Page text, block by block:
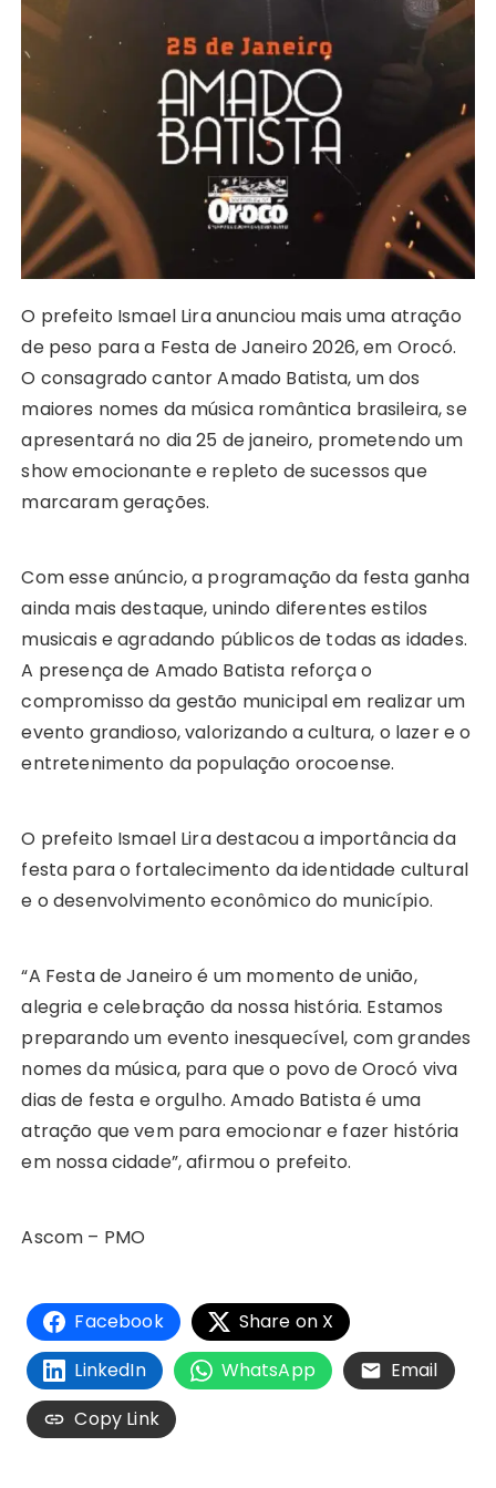
O prefeito Ismael Lira anunciou mais uma atração
de peso para a Festa de Janeiro 2026, em Orocó.
O consagrado cantor Amado Batista, um dos
maiores nomes da música romântica brasileira, se
apresentará no dia 25 de janeiro, prometendo um
show emocionante e repleto de sucessos que
marcaram gerações.
Com esse anúncio, a programação da festa ganha
ainda mais destaque, unindo diferentes estilos
musicais e agradando públicos de todas as idades.
A presença de Amado Batista reforça o
compromisso da gestão municipal em realizar um
evento grandioso, valorizando a cultura, o lazer e o
entretenimento da população orocoense.
O prefeito Ismael Lira destacou a importância da
festa para o fortalecimento da identidade cultural
e o desenvolvimento econômico do município.
“A Festa de Janeiro é um momento de união,
alegria e celebração da nossa história. Estamos
preparando um evento inesquecível, com grandes
nomes da música, para que o povo de Orocó viva
dias de festa e orgulho. Amado Batista é uma
atração que vem para emocionar e fazer história
em nossa cidade”, afirmou o prefeito.
Ascom – PMO
Facebook
Share on X
LinkedIn
WhatsApp
Email
Copy Link